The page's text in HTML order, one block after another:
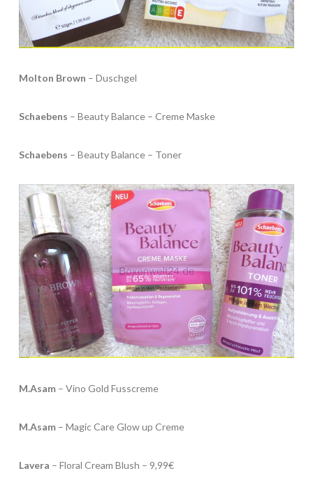
Molton Brown – Duschgel
Schaebens – Beauty Balance – Creme Maske
Schaebens – Beauty Balance – Toner
M.Asam– Vino Gold Fusscreme
M.Asam– Magic Care Glow up Creme
Lavera – Floral Cream Blush – 9,99€